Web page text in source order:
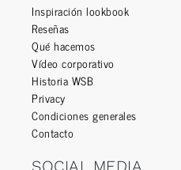
Inspiración lookbook
Reseñas
Qué hacemos
Vídeo corporativo
Historia WSB
Privacy
Condiciones generales
Contacto
SOCIAL MEDIA